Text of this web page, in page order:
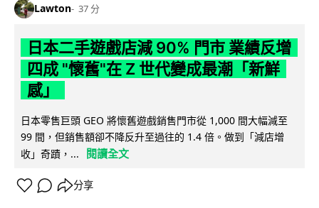
Lawton 37 分
日本二手遊戲店減 90% 門市 業績反增
四成 "懷舊"在 Z 世代變成最潮「新鮮
感」
日本零售巨頭 GEO 將懷舊遊戲銷售門市從 1,000 間大幅減至
99 間，但銷售額卻不降反升至過往的 1.4 倍。做到「減店增
收」奇蹟，...
閱讀全文
分享